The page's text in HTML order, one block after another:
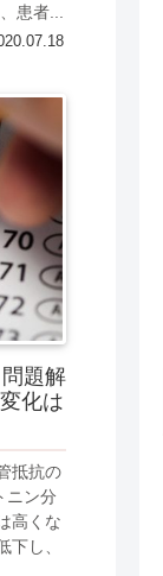
患者...
題解
化は
抵抗の
ニン分
高くな
下し、